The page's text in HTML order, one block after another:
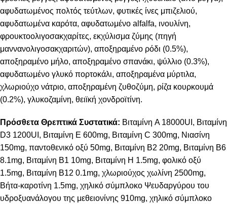
αφυδατωμένος πολτός τεύτλων, φυτικές ίνες μπιζελιού,
αφυδατωμένα καρότα, αφυδατωμένο alfalfa, ινουλίνη,
φρουκτοολιγοσακχαρίτες, εκχύλισμα ζύμης (πηγή
μαννανολιγοσακχαριτών), αποξηραμένο ρόδι (0.5%),
αποξηραμένο μήλο, αποξηραμένο σπανάκι, ψύλλιο (0.3%),
αφυδατωμένο γλυκό πορτοκάλι, αποξηραμένα μύρτιλα,
χλωριούχο νάτριο, αποξηραμένη ζυθοζύμη, ρίζα κουρκουμά
(0.2%), γλυκοζαμίνη, θειϊκή χονδροϊτίνη.
Πρόσθετα Θρεπτικά Συστατικά: Βιταμίνη A 18000UI, Βιταμίνη
D3 1200UI, Βιταμίνη E 600mg, Βιταμίνη C 300mg, Νιασίνη
150mg, παντοθενικό οξύ 50mg, Βιταμίνη B2 20mg, Βιταμίνη B6
8.1mg, Βιταμίνη B1 10mg, Βιταμίνη H 1.5mg, φολικό οξύ
1.5mg, Βιταμίνη B12 0.1mg, χλωριούχος χωλίνη 2500mg,
Bήτα-καροτίνη 1.5mg, χηλικό σύμπλοκο Ψευδαργύρου του
υδροξυανάλογου της μεθειονίνης 910mg, χηλικό σύμπλοκο